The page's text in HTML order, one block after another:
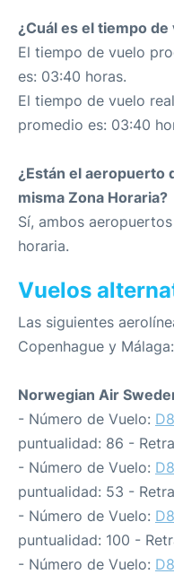
¿Cuál es el tiempo
El tiempo de vuelo
es: 03:40 horas.
El tiempo de vuelo
promedio es: 03:40
¿Están el aeropuerto
misma Zona Horaria?
Sí, ambos
horaria.
Vuelos
Las siguientes
Copenhague y Málaga:
Norwegian Air
- Número de Vuelo:
puntualidad: 86 -
- Número de Vuelo:
puntualidad: 53 -
- Número de Vuelo:
puntualidad: 100 -
- Número de Vuelo: